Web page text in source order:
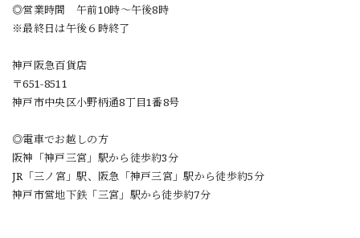
◎営業時間 午前10時～午後8時
※最終日は午後６時終了
神戸阪急百貨店
〒651-8511
神戸市中央区小野柄通8丁目1番8号
◎電車でお越しの方
阪神「神戸三宮」駅から徒歩約3分
JR「三ノ宮」駅、阪急「神戸三宮」駅から徒歩約5分
神戸市営地下鉄「三宮」駅から徒歩約7分